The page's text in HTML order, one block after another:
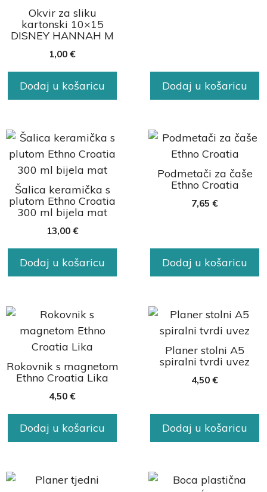
Okvir za sliku
kartonski 10×15
DISNEY HANNAH M
1,00 €
Dodaj u košaricu Dodaj u košaricu
Šalica keramička s
plutom Ethno Croatia
300 ml bijela mat
13,00 €
Dodaj u košaricu
Podmetači za čaše
Ethno Croatia
7,65 €
Dodaj u košaricu
Rokovnik s magnetom
Ethno Croatia Lika
4,50 €
Dodaj u košaricu
Planer stolni A5
spiralni tvrdi uvez
4,50 €
Dodaj u košaricu